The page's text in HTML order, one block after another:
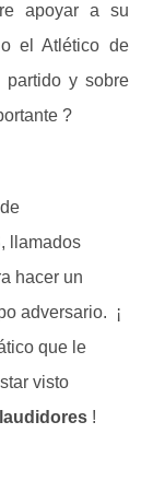
apoyar a su
el Atlético de
partido y sobre
?
, llamados
hacer un
adversario. ¡
que le
visto
!